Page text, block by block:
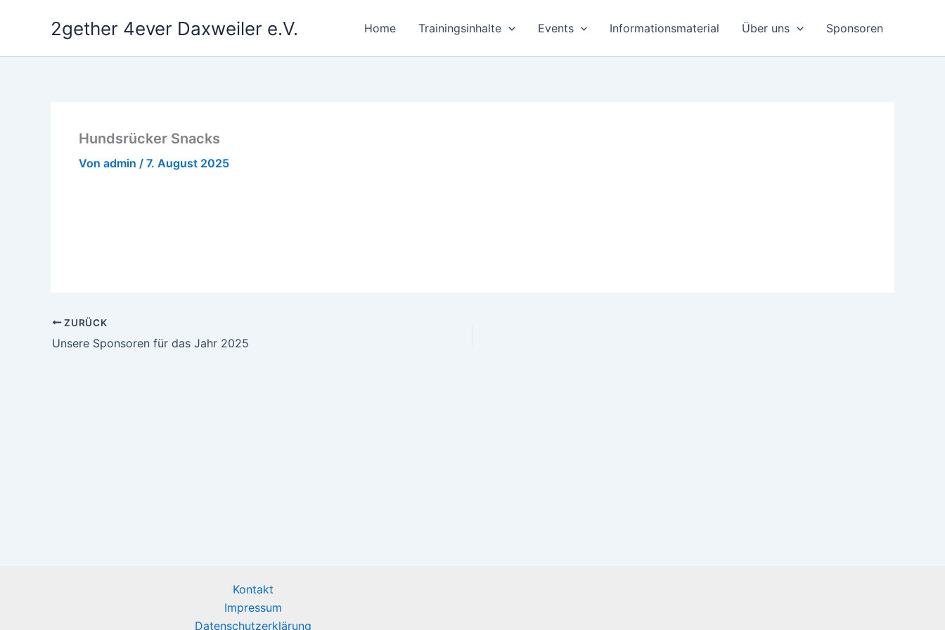
2gether 4ever Daxweiler e.V. Home Trainingsinhalte Events Informationsmaterial Über uns Sponsoren
Hundsrücker Snacks
Von admin / 7. August 2025
ZURÜCK
Unsere Sponsoren für das Jahr 2025
Kontakt
Impressum
Datenschutzerklärung